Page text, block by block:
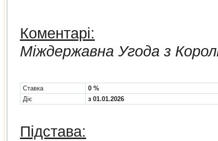
Коментарі:
Мiждержавна Угода з
Cтавка
0 %
Діє
з 01.01.2026
Підстава: